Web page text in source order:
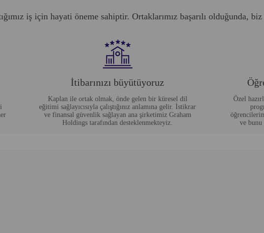
iş için hayati öneme sahiptir. Ortaklarımız başarılı olduğunda,
İtibarınızı büyütüyoruz
Kaplan ile ortak olmak, önde gelen bir küresel dil
eğitimi sağlayıcısıyla çalıştığınız anlamına gelir. İstikrar
ve finansal güvenlik sağlayan ana şirketimiz Graham
Holdings tarafından desteklenmekteyiz.
Özel
ve bunu